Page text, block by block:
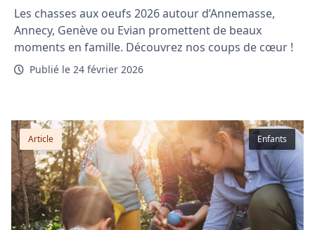
Les chasses aux oeufs 2026 autour d’Annemasse,
Annecy, Genève ou Evian promettent de beaux
moments en famille. Découvrez nos coups de cœur !
Publié le 24 février 2026
Enfants
Article